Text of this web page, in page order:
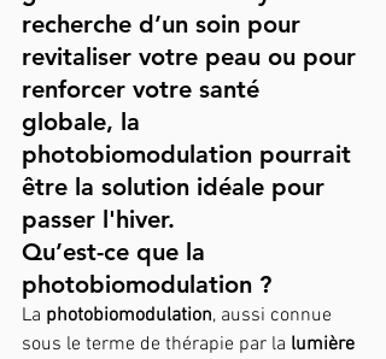
recherche d’un soin pour
revitaliser votre peau ou pour
renforcer votre santé
globale, la
photobiomodulation pourrait
être la solution idéale pour
passer l'hiver.
Qu’est-ce que la
photobiomodulation ?
La photobiomodulation, aussi connue
sous le terme de thérapie par la lumière